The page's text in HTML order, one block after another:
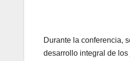
Durante la conferencia,
desarrollo integral de